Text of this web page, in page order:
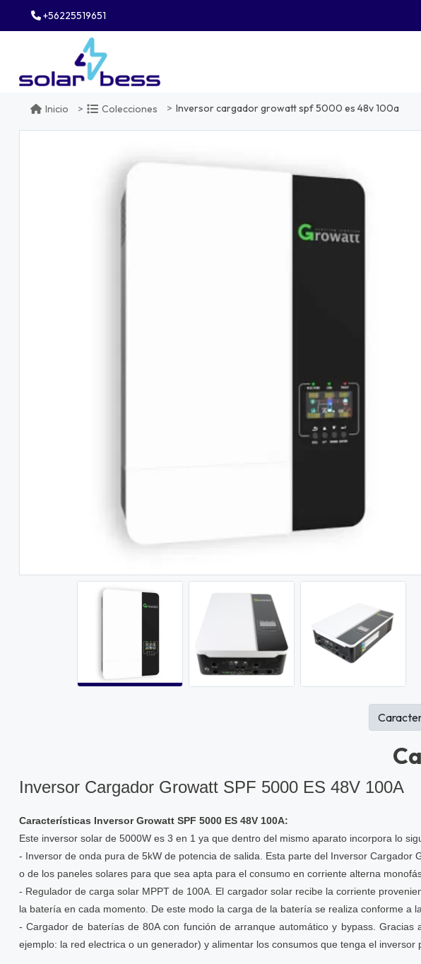
+56225519651
Inicio Colecciones Inversor cargador growatt spf 5000 es 48v 100a
Inversor Cargador Growatt SPF 5000 ES 48V 100A
Características Inversor Growatt SPF 5000 ES 48V 100A:
Este inversor solar de 5000W es 3 en 1 ya que dentro del mismo aparato incorpora lo
- Inversor de onda pura de 5kW de potencia de salida. Esta parte del Inversor
o de los paneles solares para que sea apta para el consumo en corriente alterna
- Regulador de carga solar MPPT de 100A. El cargador solar recibe la corriente
la batería en cada momento. De este modo la carga de la batería se realiza conforme a
- Cargador de baterías de 80A con función de arranque automático y bypass.
ejemplo: la red electrica o un generador) y alimentar los consumos que tenga el